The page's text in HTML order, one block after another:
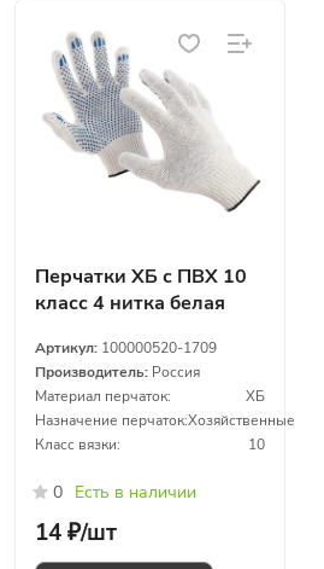
Перчатки ХБ с ПВХ 10
класс 4 нитка белая
Артикул: 100000520-1709
Производитель: Россия
Материал перчаток:
ХБ
Назначение перчаток:Хозяйственные
Класс вязки:
10
0 Есть в наличии
14 ₽/шт